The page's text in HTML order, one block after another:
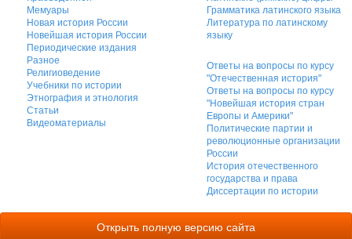
Мемуары
Новая история России
Новейшая история России
Периодические издания
Разное
Религиоведение
Учебники по истории
Этнография и этнология
Статьи
Видеоматериалы
Грамматика латинского языка
Литература по латинскому
языку
Ответы на вопросы по курсу
"Отечественная история"
Ответы на вопросы по курсу
"Новейшая история стран
Европы и Америки"
Политические партии и
революционные организации
России
История отечественного
государства и права
Диссертации по истории
Открыть полную версию сайта